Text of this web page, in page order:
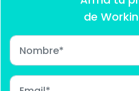
de